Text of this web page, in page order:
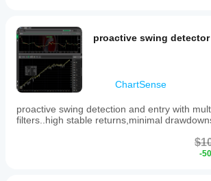
proactive swing
ChartSense
proactive swing detection and entry with
filters..high stable returns,minimal
-